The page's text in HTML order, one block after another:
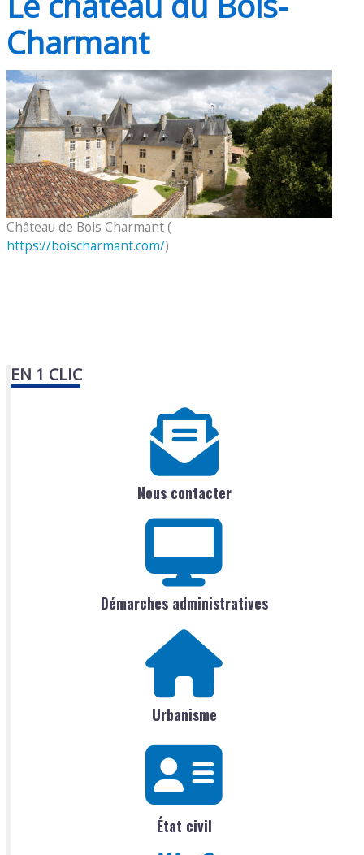
Charmant
Château de Bois Charmant (
https://boischarmant.com/)
EN 1 CLIC
Nous contacter
Démarches administratives
Urbanisme
État civil